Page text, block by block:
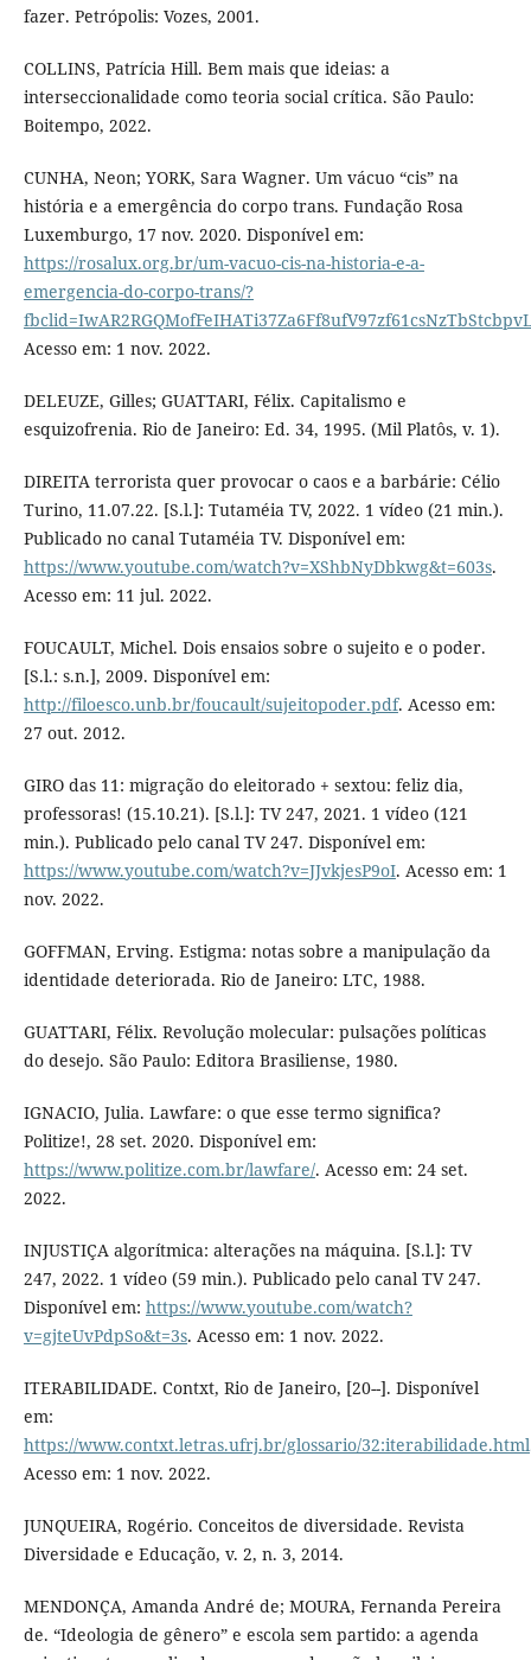
fazer. Petrópolis: Vozes, 2001.
COLLINS, Patrícia Hill. Bem mais que ideias: a
interseccionalidade como teoria social crítica. São Paulo:
Boitempo, 2022.
CUNHA, Neon; YORK, Sara Wagner. Um vácuo “cis” na
história e a emergência do corpo trans. Fundação Rosa
Luxemburgo, 17 nov. 2020. Disponível em:
https://rosalux.org.br/um-vacuo-cis-na-historia-e-a-
emergencia-do-corpo-trans/?
Acesso em: 1 nov. 2022.
DELEUZE, Gilles; GUATTARI, Félix. Capitalismo e
esquizofrenia. Rio de Janeiro: Ed. 34, 1995. (Mil Platôs, v. 1).
DIREITA terrorista quer provocar o caos e a barbárie: Célio
Turino, 11.07.22. [S.l.]: Tutaméia TV, 2022. 1 vídeo (21 min.).
Publicado no canal Tutaméia TV. Disponível em:
https://www.youtube.com/watch?v=XShbNyDbkwg&t=603s.
Acesso em: 11 jul. 2022.
FOUCAULT, Michel. Dois ensaios sobre o sujeito e o poder.
[S.l.: s.n.], 2009. Disponível em:
http://filoesco.unb.br/foucault/sujeitopoder.pdf. Acesso em:
27 out. 2012.
GIRO das 11: migração do eleitorado + sextou: feliz dia,
professoras! (15.10.21). [S.l.]: TV 247, 2021. 1 vídeo (121
min.). Publicado pelo canal TV 247. Disponível em:
https://www.youtube.com/watch?v=JJvkjesP9oI. Acesso em: 1
nov. 2022.
GOFFMAN, Erving. Estigma: notas sobre a manipulação da
identidade deteriorada. Rio de Janeiro: LTC, 1988.
GUATTARI, Félix. Revolução molecular: pulsações políticas
do desejo. São Paulo: Editora Brasiliense, 1980.
IGNACIO, Julia. Lawfare: o que esse termo significa?
Politize!, 28 set. 2020. Disponível em:
https://www.politize.com.br/lawfare/. Acesso em: 24 set.
2022.
INJUSTIÇA algorítmica: alterações na máquina. [S.l.]: TV
247, 2022. 1 vídeo (59 min.). Publicado pelo canal TV 247.
Disponível em: https://www.youtube.com/watch?
v=gjteUvPdpSo&t=3s. Acesso em: 1 nov. 2022.
ITERABILIDADE. Contxt, Rio de Janeiro, [20--]. Disponível
em:
https://www.contxt.letras.ufrj.br/glossario/32:iterabilidade.html
Acesso em: 1 nov. 2022.
JUNQUEIRA, Rogério. Conceitos de diversidade. Revista
Diversidade e Educação, v. 2, n. 3, 2014.
MENDONÇA, Amanda André de; MOURA, Fernanda Pereira
de. “Ideologia de gênero” e escola sem partido: a agenda